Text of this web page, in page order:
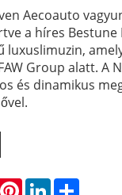
Aecoauto
a híres Bestune
luxuslimuzin,
Group alatt. A
és dinamikus
PinterestLinkedIn